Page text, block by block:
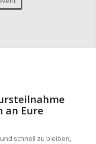
an Eure
schnell zu bleiben,